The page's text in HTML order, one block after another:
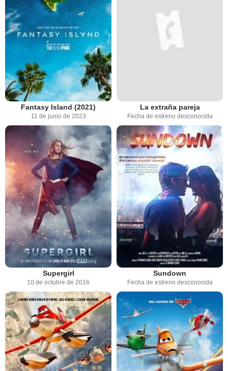
Fantasy Island (2021)
11 de junio de 2023
La extraña pareja
Fecha de estreno desconocida
Supergirl
10 de octubre de 2016
Sundown
Fecha de estreno desconocida